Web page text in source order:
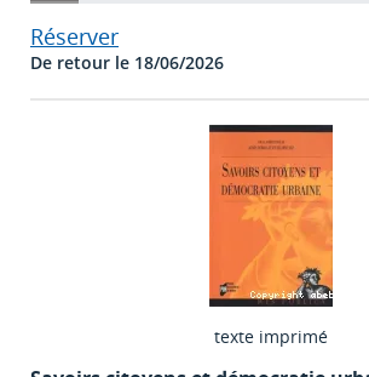
Réserver
De retour le 18/06/2026
texte imprimé